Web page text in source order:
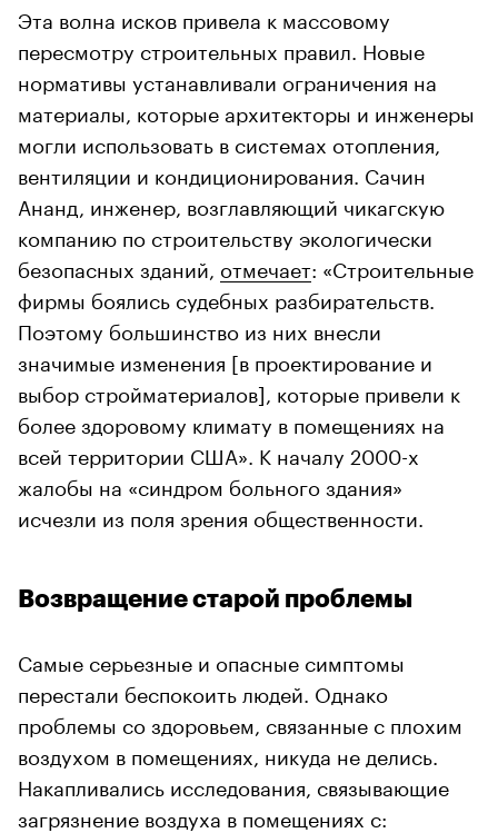
Эта волна исков привела к массовому
пересмотру строительных правил. Новые
нормативы устанавливали ограничения на
материалы, которые архитекторы и инженеры
могли использовать в системах отопления,
вентиляции и кондиционирования. Сачин
Ананд, инженер, возглавляющий чикагскую
компанию по строительству экологически
безопасных зданий, отмечает: «Строительные
фирмы боялись судебных разбирательств.
Поэтому большинство из них внесли
значимые изменения [в проектирование и
выбор стройматериалов], которые привели к
более здоровому климату в помещениях на
всей территории США». К началу 2000-х
жалобы на «синдром больного здания»
исчезли из поля зрения общественности.
Возвращение старой проблемы
Самые серьезные и опасные симптомы
перестали беспокоить людей. Однако
проблемы со здоровьем, связанные с плохим
воздухом в помещениях, никуда не делись.
Накапливались исследования, связывающие
загрязнение воздуха в помещениях с: